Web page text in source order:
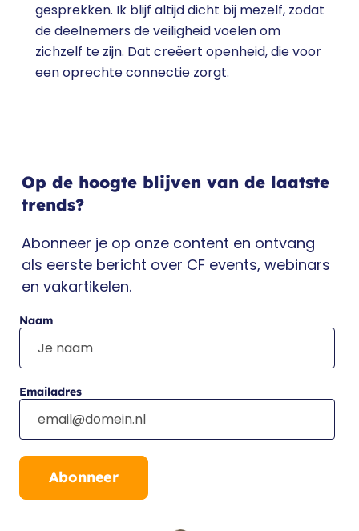
gesprekken. Ik blijf altijd dicht bij mezelf, zodat
de deelnemers de veiligheid voelen om
zichzelf te zijn. Dat creëert openheid, die voor
een oprechte connectie zorgt.
Op de hoogte blijven van de laatste
trends?
Abonneer je op onze content en ontvang
als eerste bericht over CF events, webinars
en vakartikelen.
Naam
Emailadres
Abonneer